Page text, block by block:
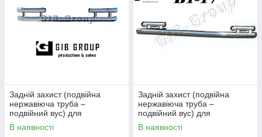
Задній захист (подвійна
нержавіюча труба –
подвійний вус) для
Volkswagen Sharan I (1999-
2009) d60х1,6мм
В наявності
Задній захист (подвійна
нержавіюча труба –
подвійний вус) для
Volkswagen Sharan I (1999-
2009) d60х1,6мм
В наявності